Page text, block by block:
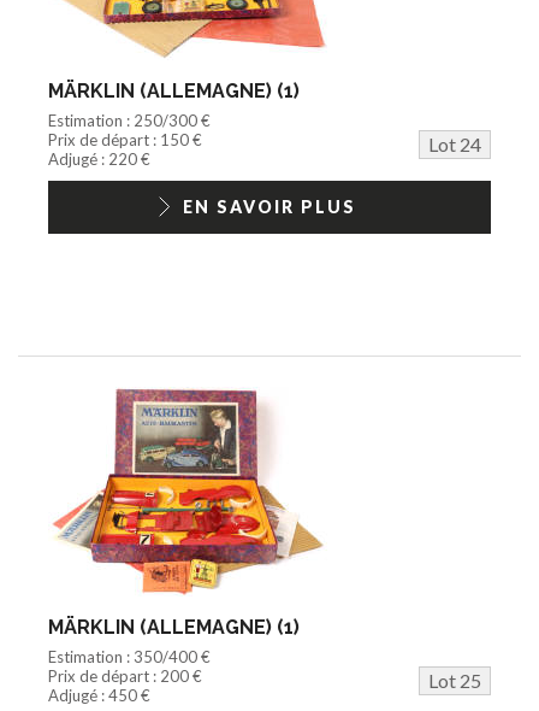
MÄRKLIN (ALLEMAGNE) (1)
Estimation : 250/300 €
Prix de départ : 150 €
Lot 24
Adjugé : 220 €
EN SAVOIR PLUS
MÄRKLIN (ALLEMAGNE) (1)
Estimation : 350/400 €
Prix de départ : 200 €
Lot 25
Adjugé : 450 €